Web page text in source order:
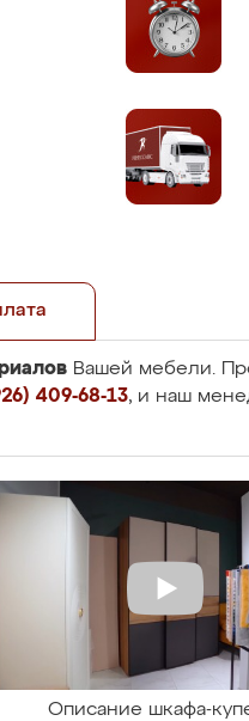
Вашей мебели.
409-68-13, и наш
Описание шкафа-